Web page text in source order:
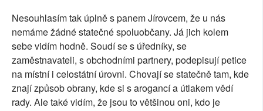
Nesouhlasím tak úplně s panem Jírovcem, že u nás
nemáme žádné statečné spoluobčany. Já jich kolem
sebe vidím hodně. Soudí se s úředníky, se
zaměstnavateli, s obchodními partnery, podepisují petice
na místní i celostátní úrovni. Chovají se statečně tam, kde
znají způsob obrany, kde si s arogancí a útlakem vědí
rady. Ale také vidím, že jsou to většinou oni, kdo je